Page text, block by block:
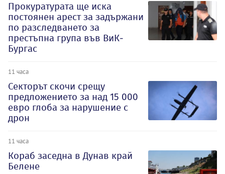
Прокуратурата ще иска
постоянен арест за задържани
по разследването за
престъпна група във ВиК-
Бургас
11 часа
Секторът скочи срещу
предложението за над 15 000
евро глоба за нарушение с
дрон
11 часа
Кораб заседна в Дунав край
Белене